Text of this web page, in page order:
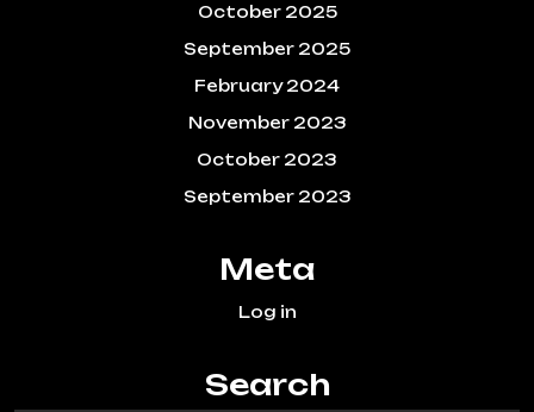
October 2025
September 2025
February 2024
November 2023
October 2023
September 2023
Meta
Log in
Search